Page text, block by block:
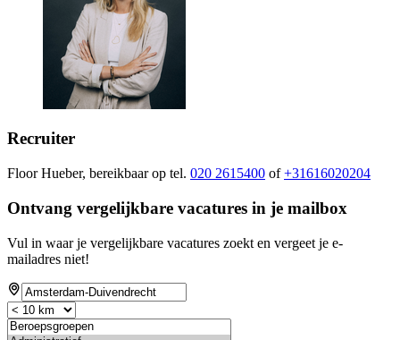
Recruiter
Floor Hueber, bereikbaar op tel. 020 2615400 of+31616020204
Ontvang vergelijkbare vacatures in je mailbox
Vul in waar je vergelijkbare vacatures zoekt en vergeet je e-
mailadres niet!